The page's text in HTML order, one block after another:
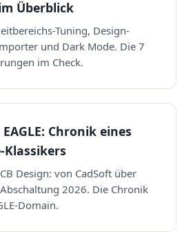
Überblick
Tuning, Design-
und Dark Mode. Die 7
im Check.
Chronik eines
Klassikers
Design: von CadSoft über
2026. Die Chronik
Domain.